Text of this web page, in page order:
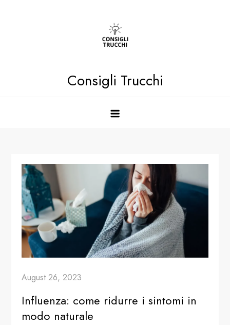
Consigli Trucchi
August 26, 2023
Influenza: come ridurre i sintomi in
modo naturale